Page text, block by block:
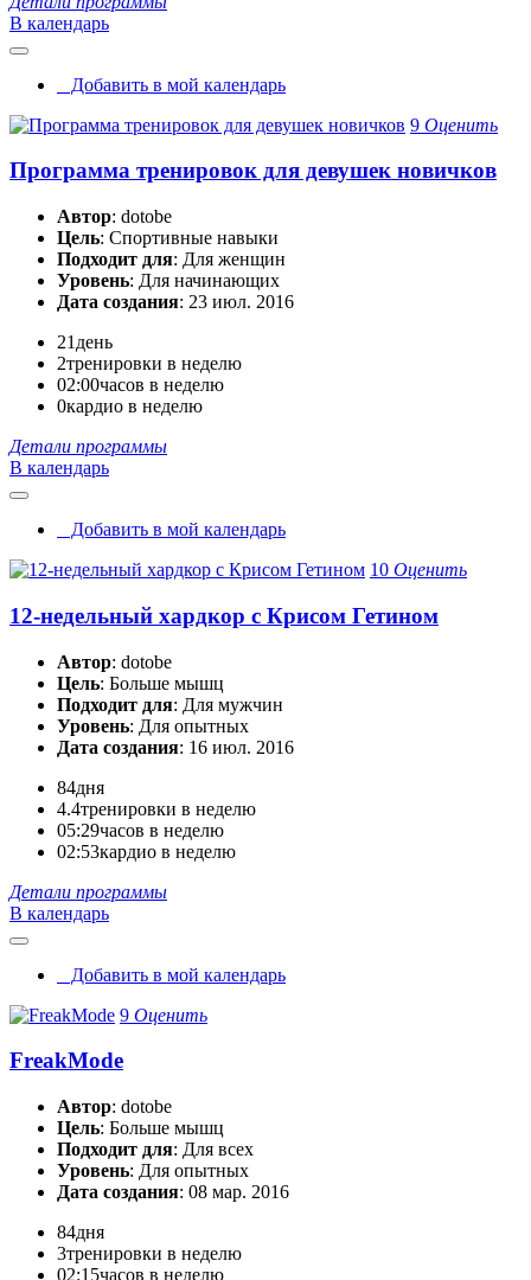
В календарь
Добавить в мой календарь
9 Оценить
Программа тренировок для девушек новичков
Автор: dotobe
Цель: Спортивные навыки
Подходит для: Для женщин
Уровень: Для начинающих
Дата создания: 23 июл. 2016
21 день
2тренировки в неделю
02:00часов в неделю
0кардио в неделю
Детали программы
В календарь
Добавить в мой календарь
10 Оценить
12-недельный хардкор с Крисом Гетином
Автор: dotobe
Цель: Больше мышц
Подходит для: Для мужчин
Уровень: Для опытных
Дата создания: 16 июл. 2016
84дня
4.4тренировки в неделю
05:29часов в неделю
02:53кардио в неделю
Детали программы
В календарь
Добавить в мой календарь
9 Оценить
FreakMode
Автор: dotobe
Цель: Больше мышц
Подходит для: Для всех
Уровень: Для опытных
Дата создания: 08 мар. 2016
84дня
3тренировки в неделю
02:15часов в неделю